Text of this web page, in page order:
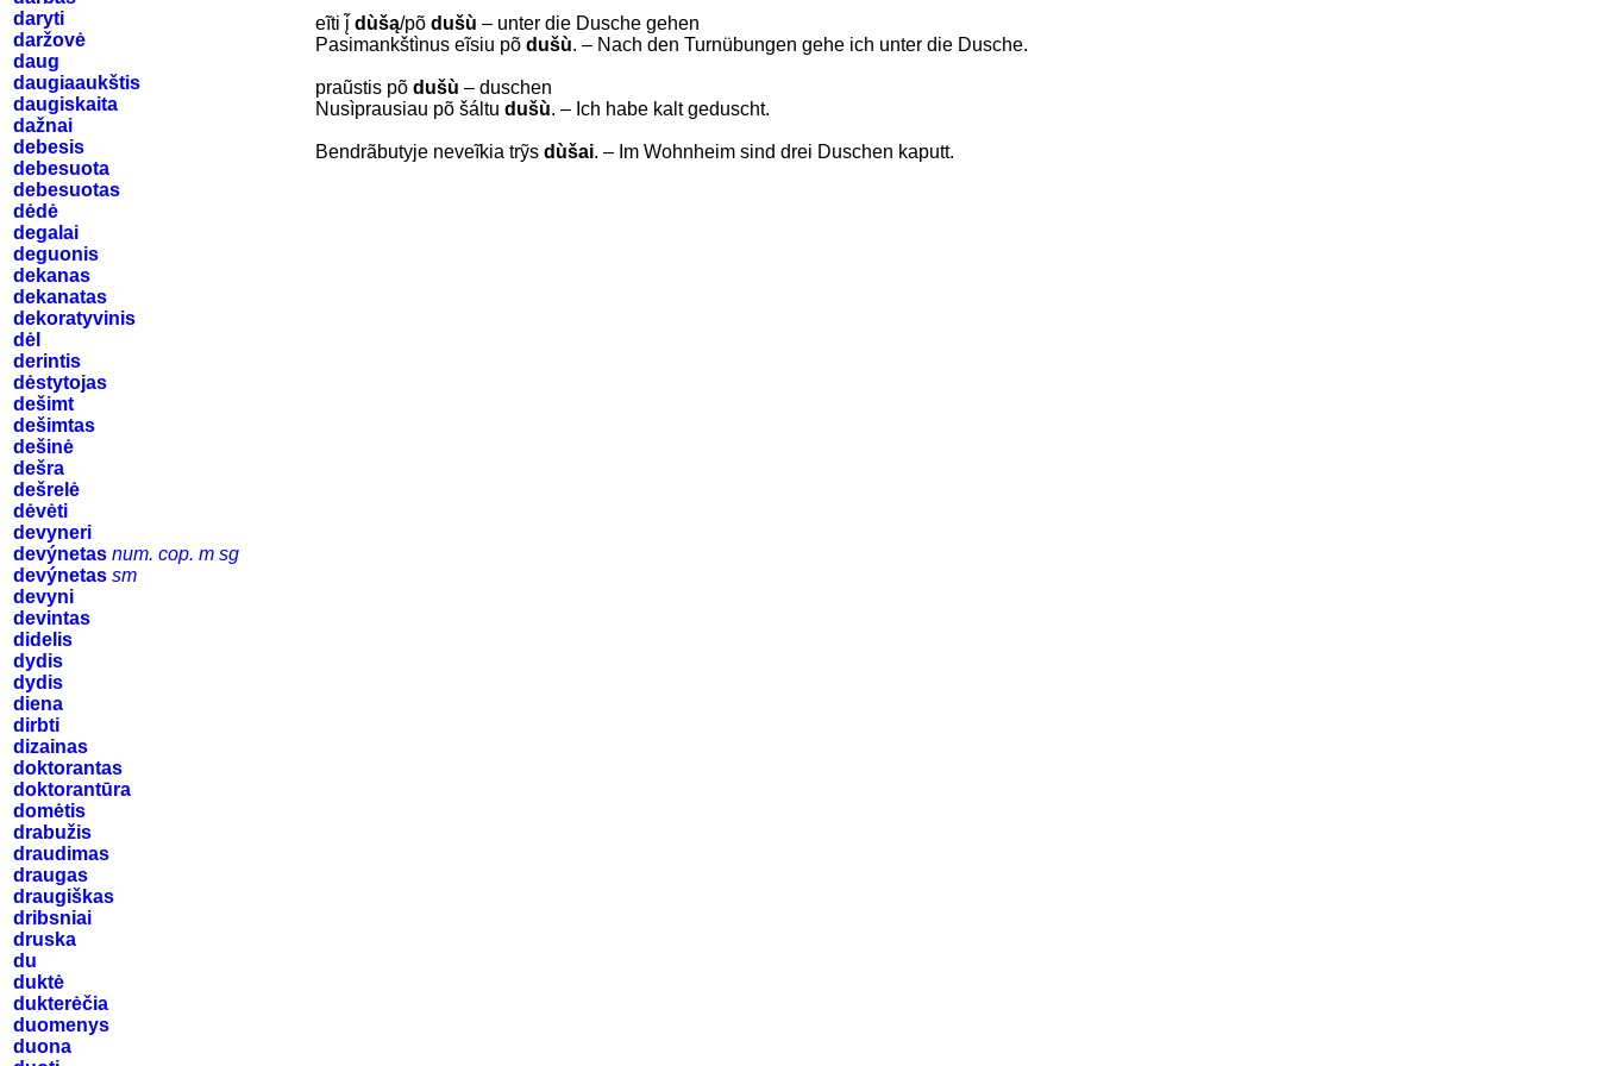
daryti
daržovė
daug
daugiaaukštis
daugiskaita
dažnai
debesis
debesuota
debesuotas
dėdė
degalai
deguonis
dekanas
dekanatas
dekoratyvinis
dėl
derintis
dėstytojas
dešimt
dešimtas
dešinė
dešra
dešrelė
dėvėti
devyneri
devýnetas num. cop. m sg
devýnetas sm
devyni
devintas
didelis
dydis
dydis
diena
dirbti
dizainas
doktorantas
doktorantūra
domėtis
drabužis
draudimas
draugas
draugiškas
dribsniai
druska
du
duktė
dukterėčia
duomenys
duona
eĩti į̃ dùšą/põ dušù – unter die Dusche gehen
Pasimankštìnus eĩsiu põ dušù. – Nach den Turnübungen gehe ich unter die Dusche.
praũstis põ dušù – duschen
Nusìprausiau põ šáltu dušù. – Ich habe kalt geduscht.
Bendrãbutyje neveĩkia trỹs dùšai. – Im Wohnheim sind drei Duschen kaputt.